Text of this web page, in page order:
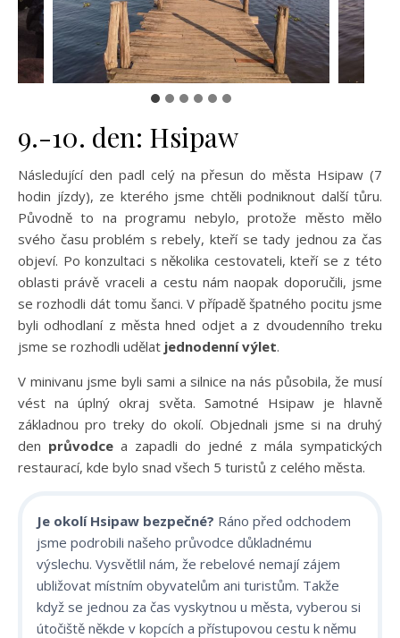
9.-10. den: Hsipaw
Následující den padl celý na přesun do města Hsipaw (7
hodin jízdy), ze kterého jsme chtěli podniknout další tůru.
Původně to na programu nebylo, protože město mělo
svého času problém s rebely, kteří se tady jednou za čas
objeví. Po konzultaci s několika cestovateli, kteří se z této
oblasti právě vraceli a cestu nám naopak doporučili, jsme
se rozhodli dát tomu šanci. V případě špatného pocitu jsme
byli odhodlaní z města hned odjet a z dvoudenního treku
jsme se rozhodli udělat jednodenní výlet.
V minivanu jsme byli sami a silnice na nás působila, že musí
vést na úplný okraj světa. Samotné Hsipaw je hlavně
základnou pro treky do okolí. Objednali jsme si na druhý
den průvodce a zapadli do jedné z mála sympatických
restaurací, kde bylo snad všech 5 turistů z celého města.
Je okolí Hsipaw bezpečné? Ráno před odchodem
jsme podrobili našeho průvodce důkladnému
výslechu. Vysvětlil nám, že rebelové nemají zájem
ubližovat místním obyvatelům ani turistům. Takže
když se jednou za čas vyskytnou u města, vyberou si
útočiště někde v kopcích a přístupovou cestu k němu